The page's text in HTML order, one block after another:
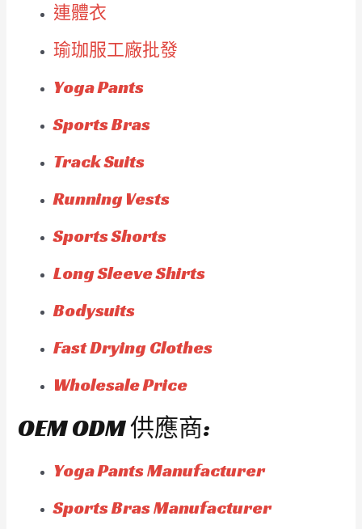
連體衣
瑜珈服工廠批發
Yoga Pants
Sports Bras
Track Suits
Running Vests
Sports Shorts
Long Sleeve Shirts
Bodysuits
Fast Drying Clothes
Wholesale Price
OEM ODM 供應商:
Yoga Pants Manufacturer
Sports Bras Manufacturer